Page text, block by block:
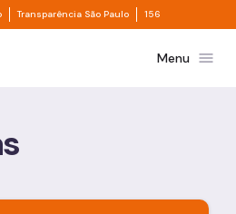
Divisor de acesso à informação
Transparência São Paulo Divisor de
156
São PauloMenu menu